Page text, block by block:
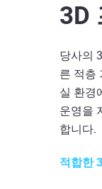
3D
당사의
른 적층
실 환경
운영을
합니다.
적합한